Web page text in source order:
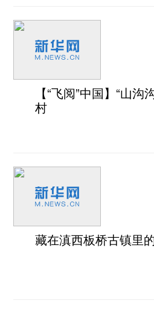
【“飞阅”中国】“山
村
藏在滇西板桥古镇里